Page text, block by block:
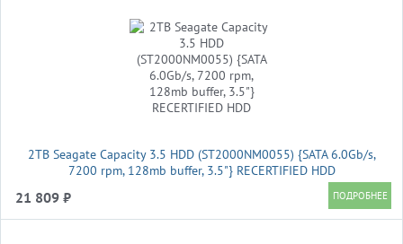
2TB Seagate Capacity 3.5 HDD (ST2000NM0055) {SATA 6.0Gb/s,
7200 rpm, 128mb buffer, 3.5"} RECERTIFIED HDD
21 809 ₽